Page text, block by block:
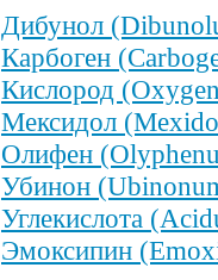
Дибунол
Карбоген
Кислород
Мексидол
Олифен
Убинон
Углекислота
Эмоксипин